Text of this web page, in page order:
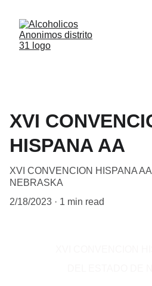
XVI
HISPANA AA
XVI CONVENCION HISPANA
NEBRASKA
2/18/2023
1 min read